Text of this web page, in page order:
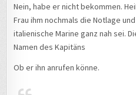
Nein, habe er nicht bekommen.
Frau ihm nochmals die Notlage
italienische Marine ganz nah sei.
Namen des Kapitäns
Ob er ihn anrufen könne.